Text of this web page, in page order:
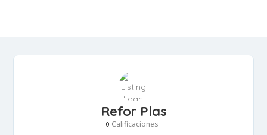
Refor Plas
0 Calificaciones